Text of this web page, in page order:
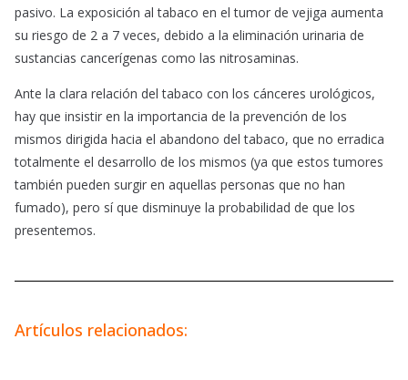
pasivo. La exposición al tabaco en el tumor de vejiga aumenta
su riesgo de 2 a 7 veces, debido a la eliminación urinaria de
sustancias cancerígenas como las nitrosaminas.
Ante la clara relación del tabaco con los cánceres urológicos,
hay que insistir en la importancia de la prevención de los
mismos dirigida hacia el abandono del tabaco, que no erradica
totalmente el desarrollo de los mismos (ya que estos tumores
también pueden surgir en aquellas personas que no han
fumado), pero sí que disminuye la probabilidad de que los
presentemos.
Artículos relacionados: